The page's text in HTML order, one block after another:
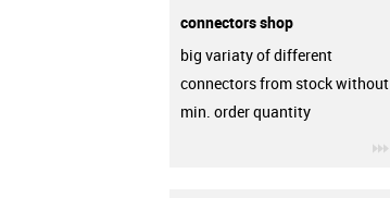
connectors shop
big variaty of different
connectors from stock without
min. order quantity